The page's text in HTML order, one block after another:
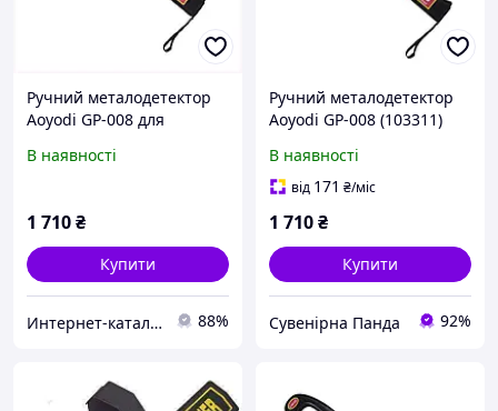
Ручний металодетектор
Aoyodi GP-008 для
6P66T3C659
В наявності
1 710₴
Купити
Интер​н​ет-ка​талог ​с​​ки​док "iBag.ua" 88%
Ручний металодетектор
Aoyodi GP-008 (103311)
В наявності
від 171 ₴/міс
1 710₴
Купити
Сувенірна Панда 92%